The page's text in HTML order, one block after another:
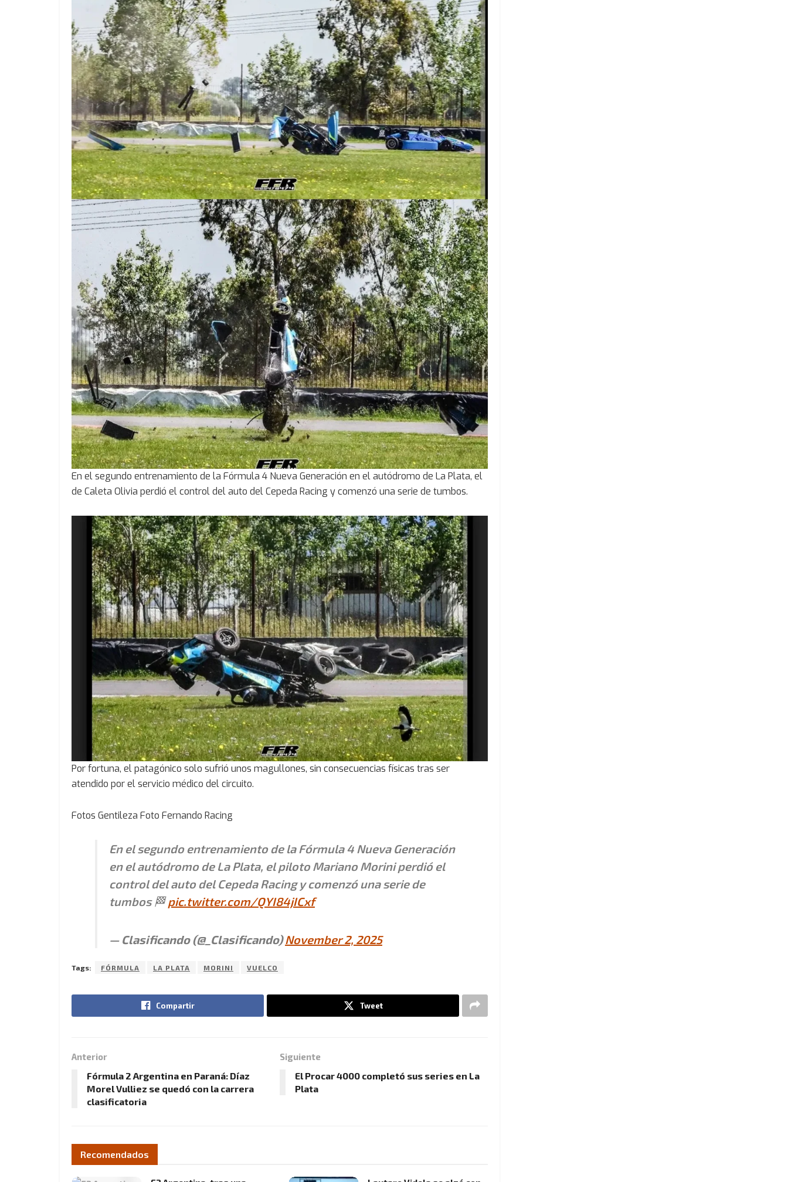
En el segundo entrenamiento de la Fórmula 4 Nueva Generación en el autódromo de La Plata, el
de Caleta Olivia perdió el control del auto del Cepeda Racing y comenzó una serie de tumbos.
Por fortuna, el patagónico solo sufrió unos magullones, sin consecuencias físicas tras ser
atendido por el servicio médico del circuito.
Fotos Gentileza Foto Fernando Racing
En el segundo entrenamiento de la Fórmula 4 Nueva Generación
en el autódromo de La Plata, el piloto Mariano Morini perdió el
control del auto del Cepeda Racing y comenzó una serie de
tumbos 🏁pic.twitter.com/QYI84jICxf
— Clasificando (@_Clasificando)November 2, 2025
Tags: FÓRMULA LA PLATA MORINI VUELCO
Compartir Tweet
Anterior
Fórmula 2 Argentina en Paraná: Díaz
Morel Vulliez se quedó con la carrera
clasificatoria
Siguiente
El Procar 4000 completó sus series en La
Plata
Recomendados